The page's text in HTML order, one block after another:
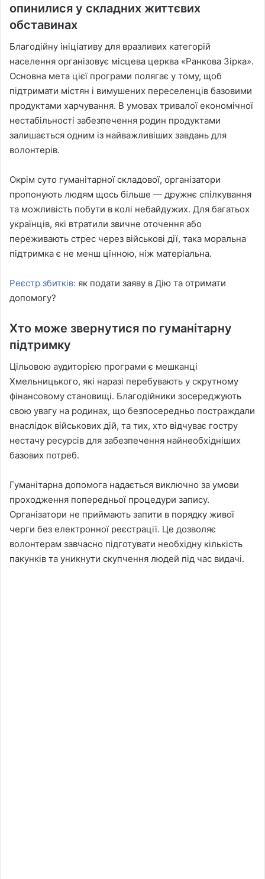
опинилися у складних життєвих
обставинах
Благодійну ініціативу для вразливих категорій
населення організовує місцева церква «Ранкова Зірка».
Основна мета цієї програми полягає у тому, щоб
підтримати містян і вимушених переселенців базовими
продуктами харчування. В умовах тривалої економічної
нестабільності забезпечення родин продуктами
залишається одним із найважливіших завдань для
волонтерів.
Окрім суто гуманітарної складової, організатори
пропонують людям щось більше — дружнє спілкування
та можливість побути в колі небайдужих. Для багатьох
українців, які втратили звичне оточення або
переживають стрес через військові дії, така моральна
підтримка є не менш цінною, ніж матеріальна.
Реєстр збитків: як подати заяву в Дію та отримати
допомогу?
Хто може звернутися по гуманітарну
підтримку
Цільовою аудиторією програми є мешканці
Хмельницького, які наразі перебувають у скрутному
фінансовому становищі. Благодійники зосереджують
свою увагу на родинах, що безпосередньо постраждали
внаслідок військових дій, та тих, хто відчуває гостру
нестачу ресурсів для забезпечення найнеобхідніших
базових потреб.
Гуманітарна допомога надається виключно за умови
проходження попередньої процедури запису.
Організатори не приймають запити в порядку живої
черги без електронної реєстрації. Це дозволяє
волонтерам завчасно підготувати необхідну кількість
пакунків та уникнути скупчення людей під час видачі.